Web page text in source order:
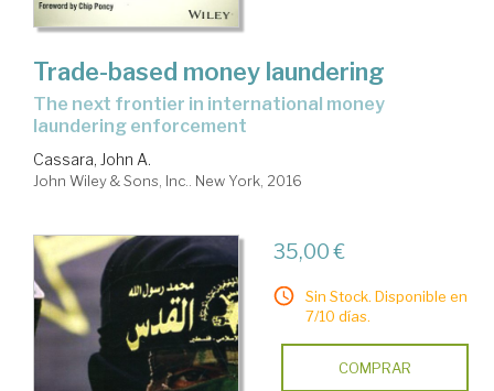
Trade-based money laundering
the next frontier in international money
laundering enforcement
Cassara, John A.
John Wiley & Sons, Inc.. New York, 2016
35,00 €
Sin Stock. Disponible en
7/10 días.
COMPRAR